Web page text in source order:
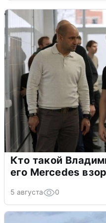
Кто такой
его Mercedes
5 августа 0